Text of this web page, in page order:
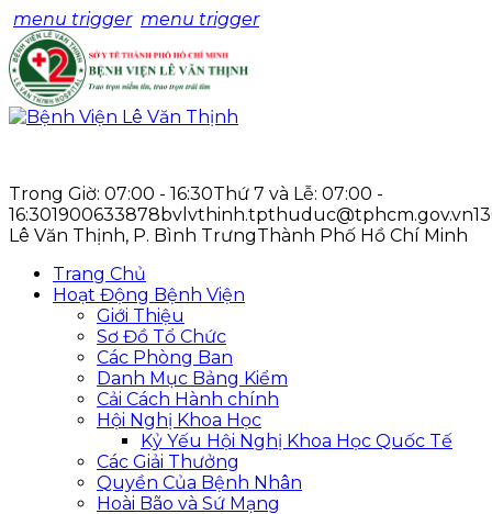
menu trigger menu trigger
Trong Giờ: 07:00 - 16:30Thứ 7 và Lễ: 07:00 -
16:301900633878bvlvthinh.tpthuduc@tphcm.gov.vn
Lê Văn Thịnh, P. Bình TrưngThành Phố Hồ Chí Minh
Trang Chủ
Hoạt Động Bệnh Viện
Giới Thiệu
Sơ Đồ Tổ Chức
Các Phòng Ban
Danh Mục Bảng Kiểm
Cải Cách Hành chính
Hội Nghị Khoa Học
Kỷ Yếu Hội Nghị Khoa Học Quốc Tế
Các Giải Thưởng
Quyền Của Bệnh Nhân
Hoài Bão và Sứ Mạng